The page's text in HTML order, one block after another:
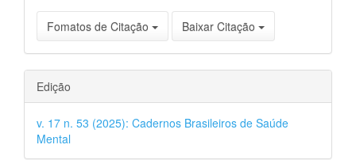
Fomatos de Citação Baixar Citação
Edição
v. 17 n. 53 (2025): Cadernos Brasileiros de Saúde
Mental